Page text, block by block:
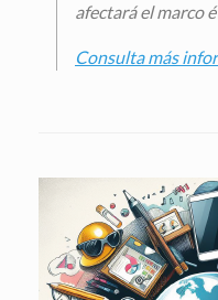
afectará el marco
Consulta más